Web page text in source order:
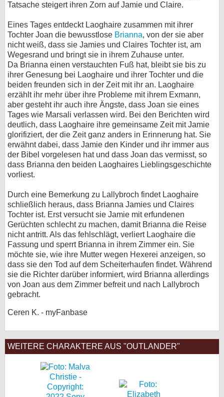
Tatsache steigert ihren Zorn auf Jamie und Claire.
Eines Tages entdeckt Laoghaire zusammen mit ihrer
Tochter Joan die bewusstlose Brianna, von der sie aber
nicht weiß, dass sie Jamies und Claires Tochter ist, am
Wegesrand und bringt sie in ihrem Zuhause unter.
Da Brianna einen verstauchten Fuß hat, bleibt sie bis zu
ihrer Genesung bei Laoghaire und ihrer Tochter und die
beiden freunden sich in der Zeit mit ihr an. Laoghaire
erzählt ihr mehr über ihre Probleme mit ihrem Exmann,
aber gesteht ihr auch ihre Ängste, dass Joan sie eines
Tages wie Marsali verlassen wird. Bei den Berichten wird
deutlich, dass Laoghaire ihre gemeinsame Zeit mit Jamie
glorifiziert, der die Zeit ganz anders in Erinnerung hat. Sie
erwähnt dabei, dass Jamie den Kinder und ihr immer aus
der Bibel vorgelesen hat und dass Joan das vermisst, so
dass Brianna den beiden Laoghaires Lieblingsgeschichte
vorliest.
Durch eine Bemerkung zu Lallybroch findet Laoghaire
schließlich heraus, dass Brianna Jamies und Claires
Tochter ist. Erst versucht sie Jamie mit erfundenen
Gerüchten schlecht zu machen, damit Brianna die Reise
nicht antritt. Als das fehlschlägt, verliert Laoghaire die
Fassung und sperrt Brianna in ihrem Zimmer ein. Sie
möchte sie, wie ihre Mutter wegen Hexerei anzeigen, so
dass sie den Tod auf dem Scheiterhaufen findet. Während
sie die Richter darüber informiert, wird Brianna allerdings
von Joan aus dem Zimmer befreit und nach Lallybroch
gebracht.
Ceren K. - myFanbase
WEITERE CHARAKTERE AUS "OUTLANDER"